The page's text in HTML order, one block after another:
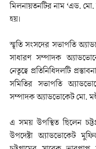
মিলনায়তনটির নাম ‘এড. মো.
হয়।
স্মৃতি সংসদের সভাপতি
সাধারণ সম্পাদক
নেতৃত্বে প্রতিনিধিদলটি
সমিতির সভাপতি
সম্পাদক অ্যাডভোকেট মো.
এ সময় উপস্থিত ছিলেন
উপদেষ্টা অ্যাডভোকেট